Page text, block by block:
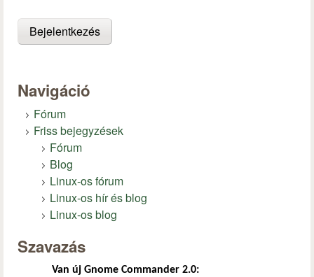
Navigáció
Fórum
Friss bejegyzések
Fórum
Blog
Linux-os fórum
Linux-os hír és blog
Linux-os blog
Szavazás
Van új Gnome Commander 2.0: